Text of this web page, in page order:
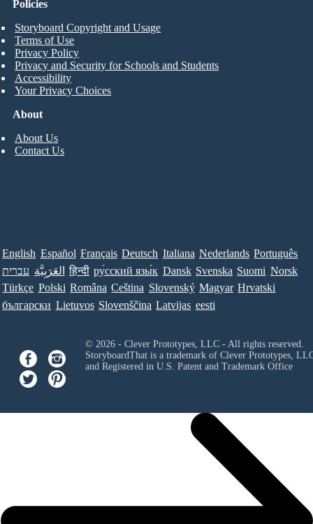
About
About Us
Contact Us
Policies
Storyboard Copyright and Usage
Terms of Use
Privacy Policy
Privacy and Security for Schools and Students
Accessibility
Your Privacy Choices
English Español Français Deutsch Italiana Nederlands Português
עברית العَرَبِيَّة हिन्दी ру́сский язы́к Dansk Svenska Suomi Norsk
Türkçe Polski Româna Ceština Slovenský Magyar Hrvatski
български Lietuvos Slovenščina Latvijas eesti
© 2026 - Clever Prototypes, LLC - All rights reserved.
StoryboardThat is a trademark of Clever Prototypes,
and Registered in U.S. Patent and Trademark Office